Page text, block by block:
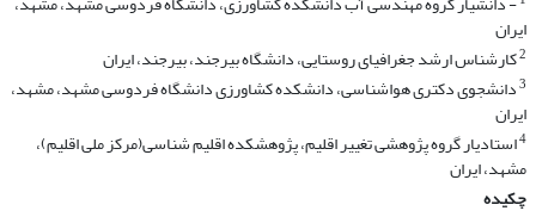
ایران
2کارشناس ارشد جغرافیای روستایی، دانشگاه بیرجند، بیرجند، ایران
3دانشجوی دکتری هواشناسی، دانشکده کشاورزی دانشگاه فردوسی مشهد، مشهد،
ایران
4استادیار گروه پژوهشی تغییر اقلیم، پژوهشکده اقلیم شناسی(مرکز ملی اقلیم)،
مشهد، ایران
چکیده